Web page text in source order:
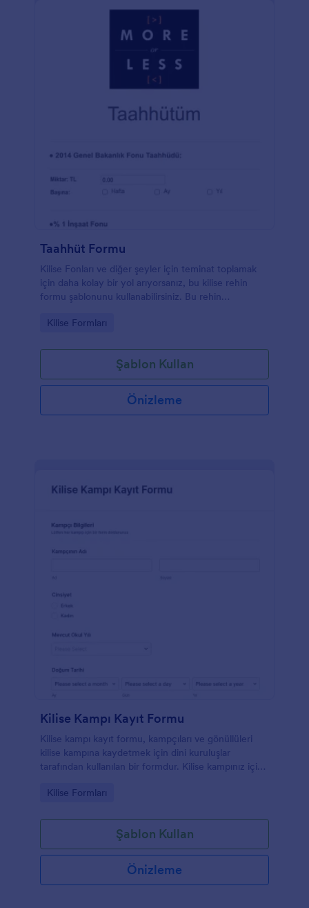
Taahhüt Formu
Kilise Fonları ve diğer şeyler için teminat toplamak
için daha kolay bir yol arıyorsanız, bu kilise rehin
formu şablonunu kullanabilirsiniz. Bu rehin
tutarıyla birlikte toplayabilirsiniz. Bu ücretsiz kilise
toplamaya başlayın!
Go to Category:
Kilise Formları
Şablon Kullan
Önizleme
Kilise Kampı Kayıt Formu
Kilise kampı kayıt formu, kampçıları ve gönüllüleri
kilise kampına kaydetmek için dini kuruluşlar
tarafından kullanılan bir formdur. Kilise kampınız için
online bir Kilise Kampı Kayıt Formu oluşturun, link
kampçıların Jotform Mobil Formlar uygulamasıyla
hareket halindeyken de doldurulabilmesini
sağlayın!Online Kilise Kampı Kayıt Formunuzu
paylaşmadan önce form alanlarını
özelleştirdiğinizden ve kampına uyacak şekilde logo
Go to Category:
Kilise Formları
Şablon Kullan
Önizleme